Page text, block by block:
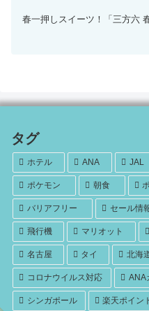
春一押しスイーツ！「三方六
タグ
ホテル ANA JAL
ポケモン 朝食
バリアフリー セール情
飛行機 マリオット
名古屋 タイ 北海
コロナウイルス対応 ANA
シンガポール 楽天ポイン